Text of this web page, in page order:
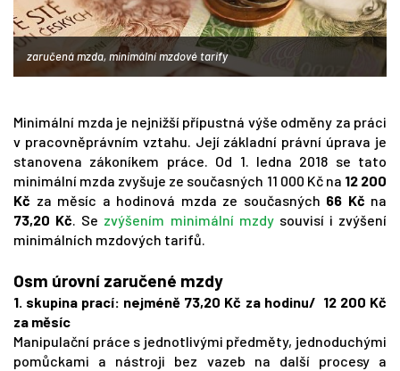
zaručená mzda, minimální mzdové tarify
Minimální mzda je nejnižší přípustná výše odměny za práci
v pracovněprávním vztahu. Její základní právní úprava je
stanovena zákoníkem práce. Od 1. ledna 2018 se tato
minimální mzda zvyšuje ze současných 11 000 Kč na 12 200
Kč za měsíc a hodinová mzda ze současných 66 Kč na
73,20 Kč. Se zvýšením minimální mzdysouvisí i zvýšení
minimálních mzdových tarifů.
Osm úrovní zaručené mzdy
1. skupina prací: nejméně 73,20 Kč za hodinu/ 12 200 Kč
za měsíc
Manipulační práce s jednotlivými předměty, jednoduchými
pomůckami a nástroji bez vazeb na další procesy a